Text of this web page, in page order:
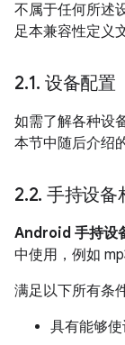
不属于任何所述
足本兼容性定义
2.1. 设备配置
如需了解各种设
本节中随后介绍
2.2. 手持设备
Android 手持设
中使用，例如
满足以下所有条
具有能够使